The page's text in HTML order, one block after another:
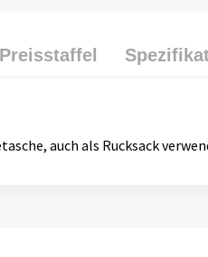
Preisstaffel
auch als Rucksack